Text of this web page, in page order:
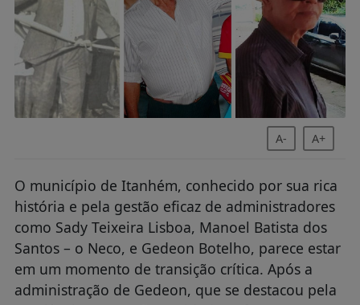
A- A+
O município de Itanhém, conhecido por sua rica
história e pela gestão eficaz de administradores
como Sady Teixeira Lisboa, Manoel Batista dos
Santos – o Neco, e Gedeon Botelho, parece estar
em um momento de transição crítica. Após a
administração de Gedeon, que se destacou pela